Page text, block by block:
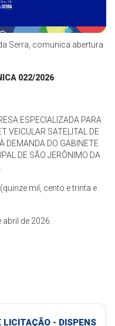
Serra, comunica abertura
022/2026
ESPECIALIZADA PARA
VEICULAR SATELITAL DE
DEMANDA DO GABINETE
DE SÃO JERÔNIMO DA
mil, cento e trinta e
de 2026.
LICITAÇÃO - DISPENS